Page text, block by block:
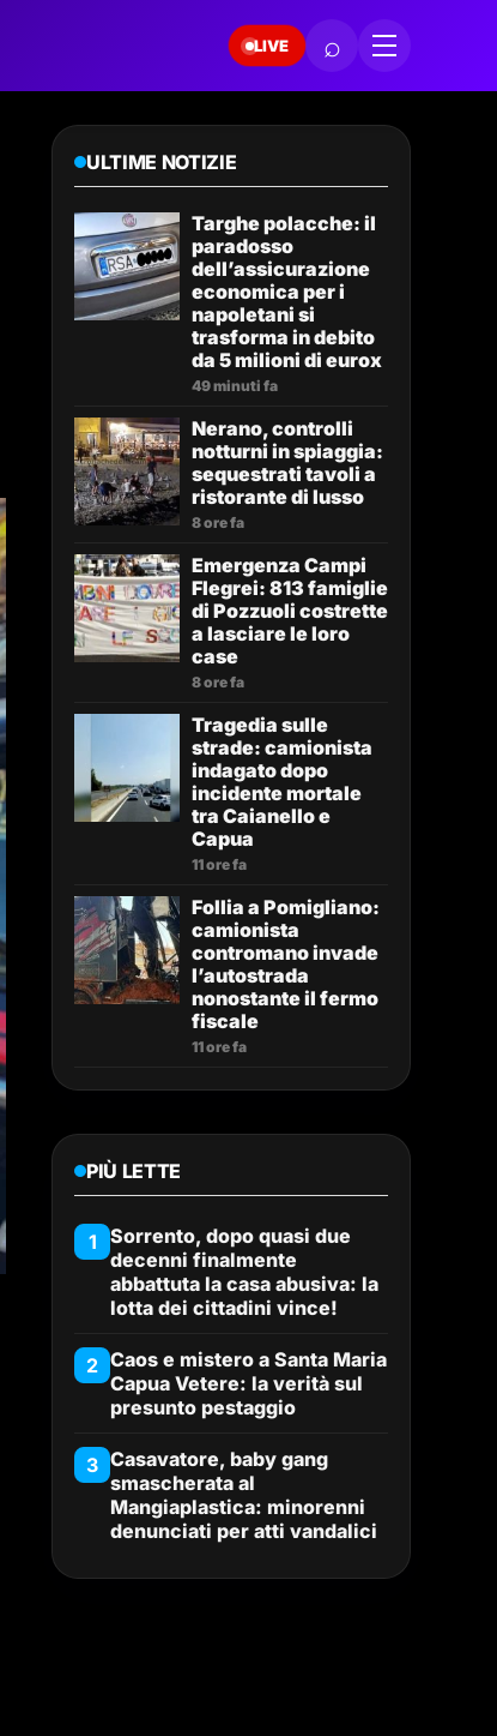
LIVE ⌕
ULTIME NOTIZIE
Targhe polacche: il
paradosso
dell’assicurazione
economica per i
napoletani si
trasforma in debito
da 5 milioni di eurox
49 minuti fa
Nerano, controlli
notturni in spiaggia:
sequestrati tavoli a
ristorante di lusso
8 ore fa
Emergenza Campi
Flegrei: 813 famiglie
di Pozzuoli costrette
a lasciare le loro
case
8 ore fa
Tragedia sulle
strade: camionista
indagato dopo
incidente mortale
tra Caianello e
Capua
11 ore fa
Follia a Pomigliano:
camionista
contromano invade
l’autostrada
nonostante il fermo
fiscale
11 ore fa
PIÙ LETTE
1 Sorrento, dopo quasi due
decenni finalmente
abbattuta la casa abusiva: la
lotta dei cittadini vince!
2 Caos e mistero a Santa Maria
Capua Vetere: la verità sul
presunto pestaggio
3 Casavatore, baby gang
smascherata al
Mangiaplastica: minorenni
denunciati per atti vandalici